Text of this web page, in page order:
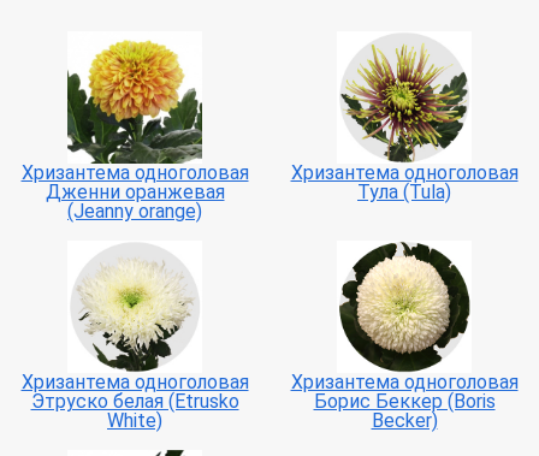
Хризантема одноголовая
Дженни оранжевая
(Jeanny orange)
Хризантема одноголовая
Тула (Tula)
Хризантема одноголовая
Этруско белая (Etrusko
White)
Хризантема одноголовая
Борис Беккер (Boris
Becker)